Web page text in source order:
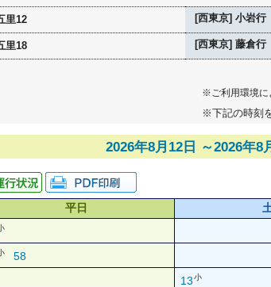
里12 [西東京] 小岩行
里18 [西東京] 藤倉行
※ご利用環境に
※下記の時刻
2026年8月12日 ～2026年8
平日
58
13小